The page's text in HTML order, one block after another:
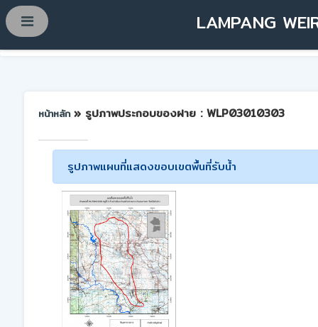
LAMPANG
หน้าหลัก » รูปภาพประกอบของฝาย : WLP03010303
รูปภาพแผนที่แสดงขอบเขตพื้นที่รับน้ำ